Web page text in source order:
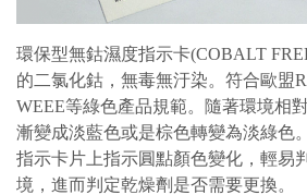
環保型無鈷濕度指示卡(COBALT
的二氯化鈷，無毒無汙染。符合歐盟
WEEE等綠色產品規範。隨著環境相
漸變成淡藍色或是棕色轉變為淡綠色
指示卡片上指示圓點顏色變化，輕易
境，進而判定乾燥劑是否需要更換。